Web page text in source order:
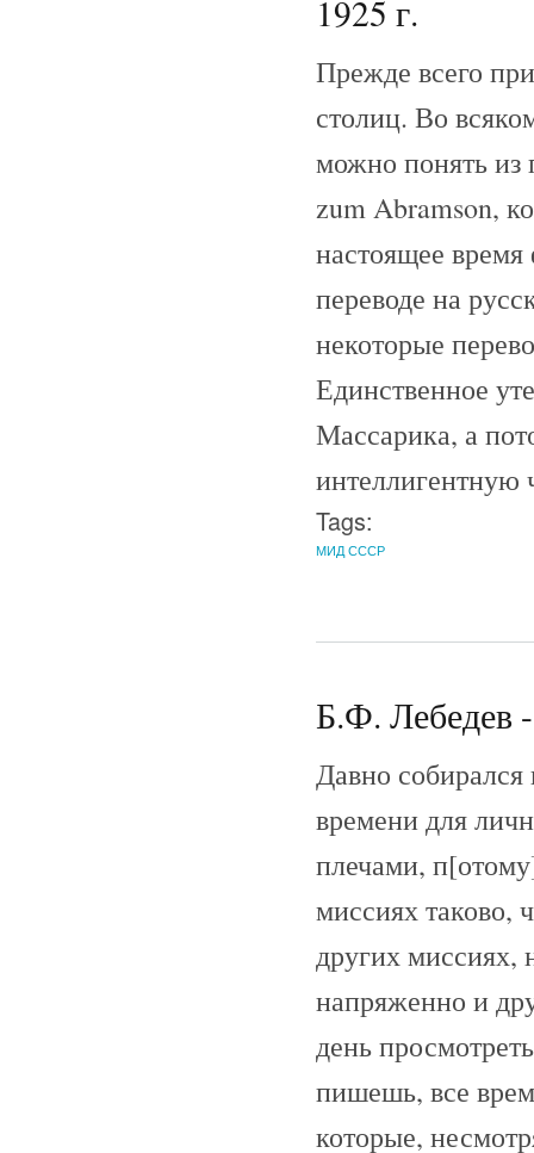
1925 г.
Прежде всего
столиц. Во
можно понять из
zum Abramson,
настоящее
переводе на
некоторые
Единственное
Массарика, а
Tags:
МИД СССР
Б.Ф. Лебедев
Давно собирался
времени для
плечами,
миссиях таково,
других
напряженно и
день
пишешь, все
которые,